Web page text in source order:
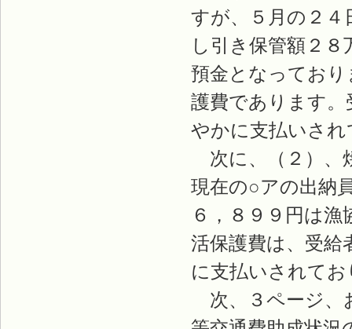
すが、５月の２４
し引き保管額２
預金となってお
護費であります。
やかに支払いさ
次に、（２）、
現在の○アの出納
６，８９９円は
活保護費は、受給
に支払いされて
次、３ページ、